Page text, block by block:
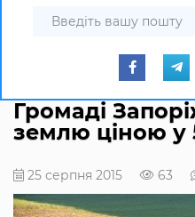
Громаді
землю ціною у
25 серпня 2015 63